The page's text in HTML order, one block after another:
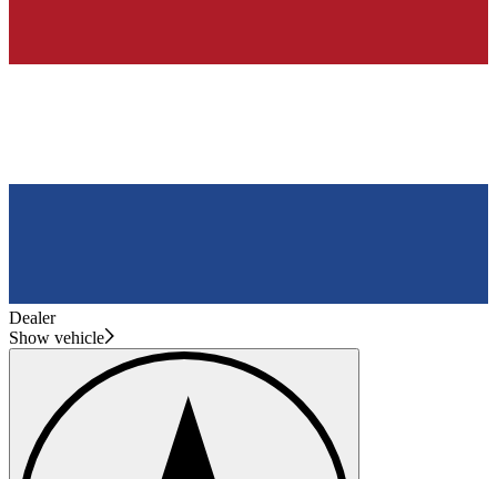
Dealer
Show vehicle